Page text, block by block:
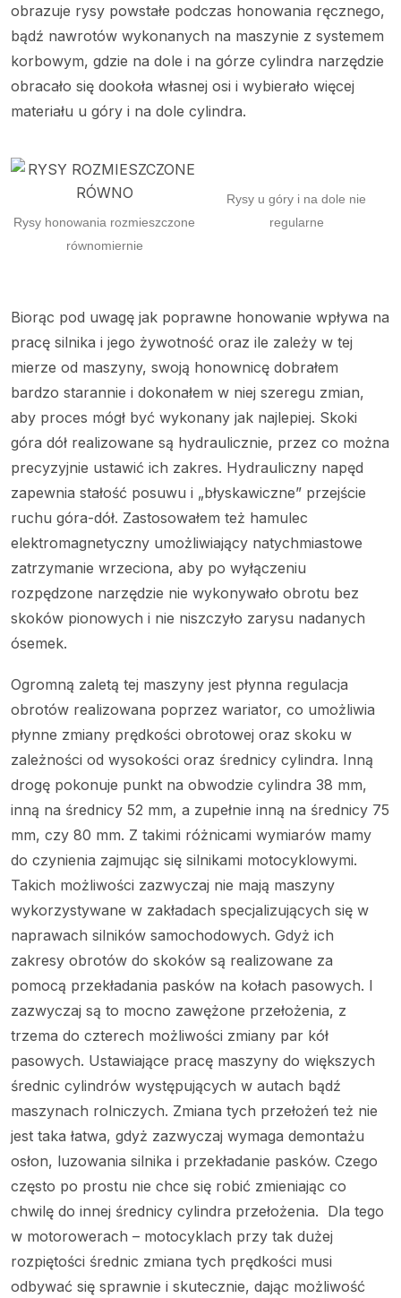
obrazuje rysy powstałe podczas honowania ręcznego,
bądź nawrotów wykonanych na maszynie z systemem
korbowym, gdzie na dole i na górze cylindra narzędzie
obracało się dookoła własnej osi i wybierało więcej
materiału u góry i na dole cylindra.
Rysy honowania rozmieszczone
równomiernie
Rysy u góry i na dole nie
regularne
Biorąc pod uwagę jak poprawne honowanie wpływa na
pracę silnika i jego żywotność oraz ile zależy w tej
mierze od maszyny, swoją honownicę dobrałem
bardzo starannie i dokonałem w niej szeregu zmian,
aby proces mógł być wykonany jak najlepiej. Skoki
góra dół realizowane są hydraulicznie, przez co można
precyzyjnie ustawić ich zakres. Hydrauliczny napęd
zapewnia stałość posuwu i „błyskawiczne” przejście
ruchu góra-dół. Zastosowałem też hamulec
elektromagnetyczny umożliwiający natychmiastowe
zatrzymanie wrzeciona, aby po wyłączeniu
rozpędzone narzędzie nie wykonywało obrotu bez
skoków pionowych i nie niszczyło zarysu nadanych
ósemek.
Ogromną zaletą tej maszyny jest płynna regulacja
obrotów realizowana poprzez wariator, co umożliwia
płynne zmiany prędkości obrotowej oraz skoku w
zależności od wysokości oraz średnicy cylindra. Inną
drogę pokonuje punkt na obwodzie cylindra 38 mm,
inną na średnicy 52 mm, a zupełnie inną na średnicy 75
mm, czy 80 mm. Z takimi różnicami wymiarów mamy
do czynienia zajmując się silnikami motocyklowymi.
Takich możliwości zazwyczaj nie mają maszyny
wykorzystywane w zakładach specjalizujących się w
naprawach silników samochodowych. Gdyż ich
zakresy obrotów do skoków są realizowane za
pomocą przekładania pasków na kołach pasowych. I
zazwyczaj są to mocno zawężone przełożenia, z
trzema do czterech możliwości zmiany par kół
pasowych. Ustawiające pracę maszyny do większych
średnic cylindrów występujących w autach bądź
maszynach rolniczych. Zmiana tych przełożeń też nie
jest taka łatwa, gdyż zazwyczaj wymaga demontażu
osłon, luzowania silnika i przekładanie pasków. Czego
często po prostu nie chce się robić zmieniając co
chwilę do innej średnicy cylindra przełożenia. Dla tego
w motorowerach – motocyklach przy tak dużej
rozpiętości średnic zmiana tych prędkości musi
odbywać się sprawnie i skutecznie, dając możliwość